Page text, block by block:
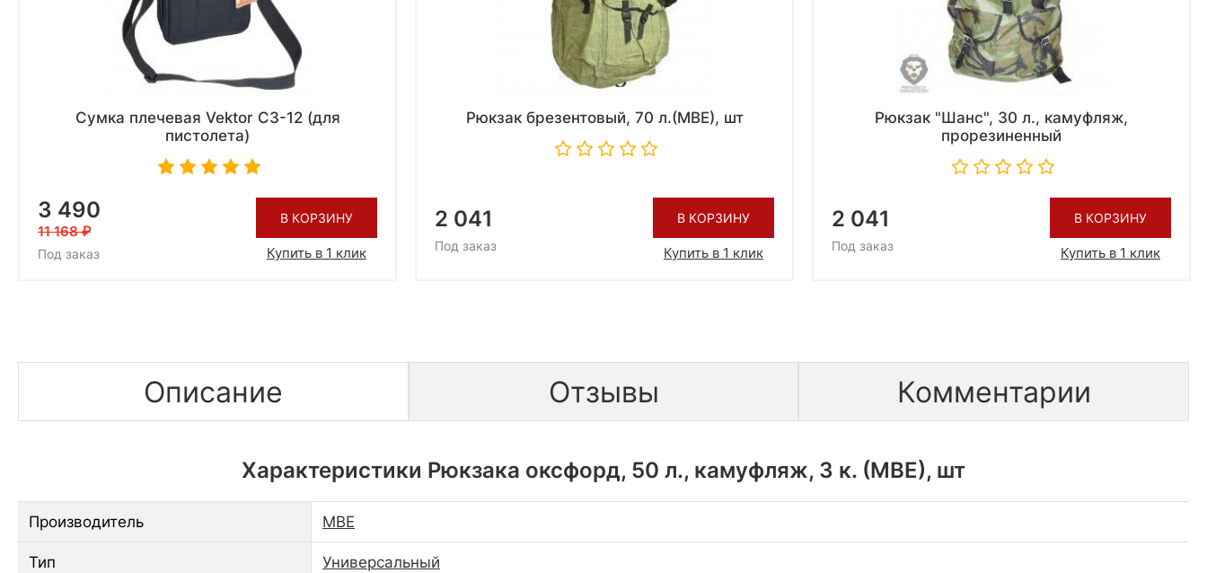
Сумка плечевая Vektor СЗ-12 (для
пистолета)
3 490
11 168
Под заказ
В КОРЗИНУ
Купить в 1 клик
Рюкзак брезентовый, 70 л.(МВЕ), шт
2 041
Под заказ
В КОРЗИНУ
Купить в 1 клик
Рюкзак "Шанс", 30 л., камуфляж,
прорезиненный
2 041
Под заказ
В КОРЗИНУ
Купить в 1 клик
Описание Отзывы Комментарии
Характеристики Рюкзака оксфорд, 50 л., камуфляж, 3 к. (МВЕ), шт
Производитель МВЕ
Тип Универсальный